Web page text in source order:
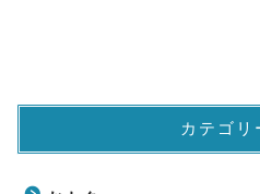
カテゴリ